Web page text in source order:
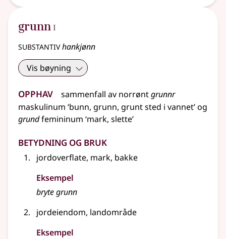
grunn 1
I
substantivhankjønn
Vis bøyning
Opphav sammenfall av norrøntgrunnr
maskulinum ‘bunn, grunn, grunt sted i vannet’ og
grundfemininum ‘mark, slette’
Betydning og bruk
jordoverflate, mark, bakke
Eksempel
bryte grunn
jordeiendom, landområde
Eksempel